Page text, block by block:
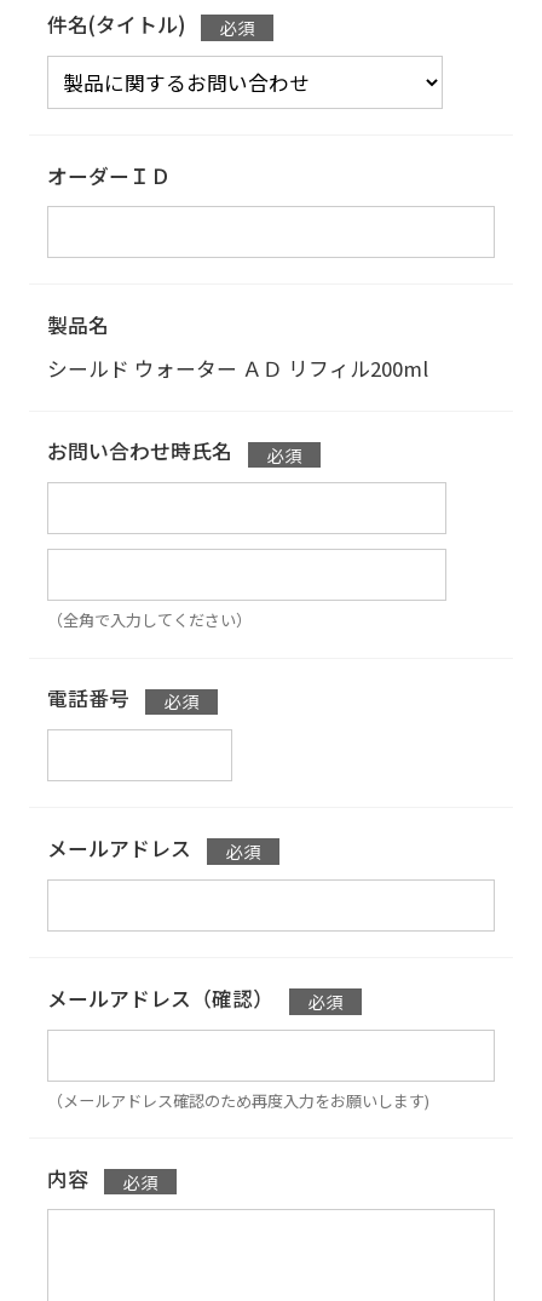
件名(タイトル)
オーダーＩＤ
製品名
シールド ウォーター ＡＤ リフィル200ml
お問い合わせ時氏名
（全角で入力してください）
電話番号
メールアドレス
メールアドレス（確認）
（メールアドレス確認のため再度入力をお願いします)
内容